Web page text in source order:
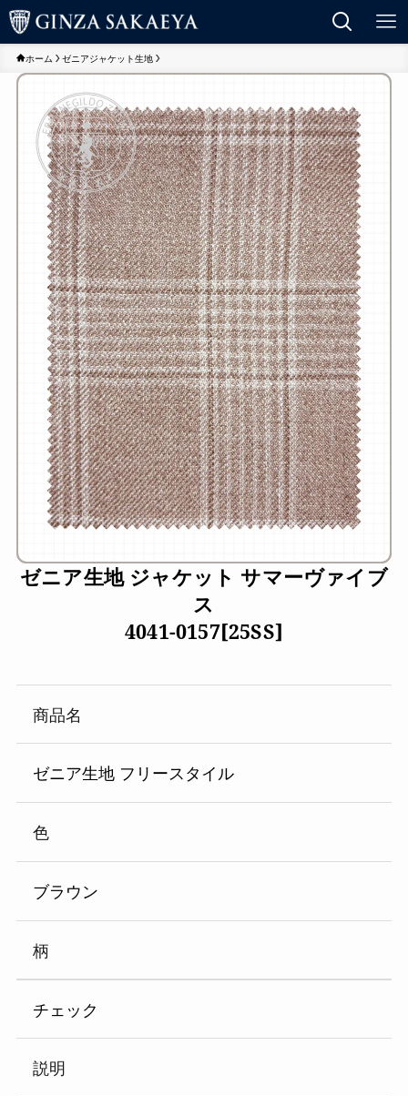
ホーム ゼニアジャケット生地
ゼニア生地 ジャケット サマーヴァイブ
ス
4041-0157[25SS]
商品名
ゼニア生地 フリースタイル
色
ブラウン
柄
チェック
説明